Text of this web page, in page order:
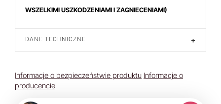
WSZELKIMI USZKODZENIAMI I ZAGNIECENIAMI)
DANE TECHNICZNE +
Informacje o bezpieczeństwie produktu Informacje o
producencie